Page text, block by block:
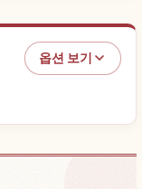
옵션 보기